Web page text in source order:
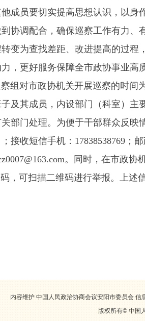
成员要切实提高思想认识，以
协调配合，确保巡察工作有力
变为查找差距、改进提高的过
，更好服务保障全市政协事业高
对市政协机关开展巡察的时间为
及其成员，内设部门（科室）
部门处理。为便于干部群众反映
接收短信手机：17838538769；
。同时，在市政
，可扫描二维码进行举报。上述
内容维护 中国人民政治协商会议安阳市委员会
版权所有© 中国